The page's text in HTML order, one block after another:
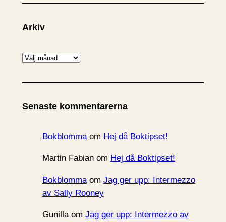
Arkiv
A
k
v
Senaste kommentarerna
Bokblommaom Hej då Boktipset!
Martin Fabianom Hej då Boktipset!
Bokblommaom Jag ger upp: Intermezzo
av Sally Rooney
Gunillaom Jag ger upp: Intermezzo av